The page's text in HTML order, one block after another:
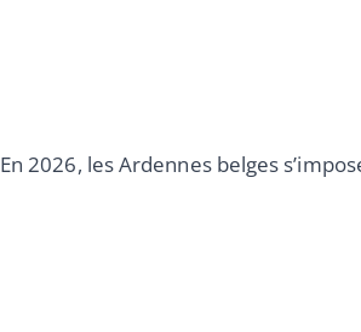
En 2026, les Ardennes belges